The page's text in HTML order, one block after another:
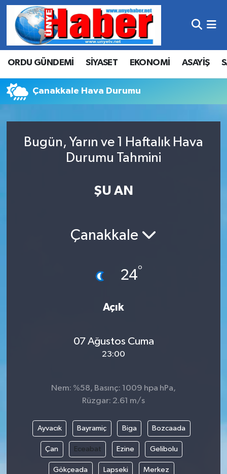
ORDU GÜNDEMİ SİYASET EKONOMİ ASAYİŞ
Çanakkale Hava Durumu
Bugün, Yarın ve 1 Haftalık Hava
Durumu Tahmini
ŞU AN
Çanakkale
24°
Açık
07 Ağustos Cuma
23:00
Nem: %58, Basınç: 1009 hpa hPa,
Rüzgar: 2.61 m/s
Ayvacık Bayramiç Biga Bozcaada
Çan Eceabat Ezine Gelibolu
Gökçeada Lapseki Merkez
Hava Durumu
Trafik Durumu
Süper Lig Puan Durumu ve Fikstür
Son Dakika Haberleri